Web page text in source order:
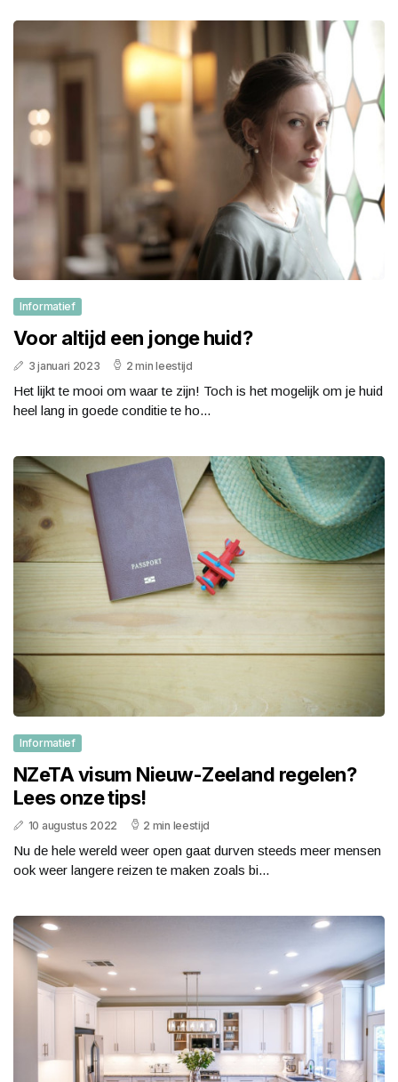
Informatief
Voor altijd een jonge huid?
3 januari 2023 2 min leestijd
Het lijkt te mooi om waar te zijn! Toch is het mogelijk om je huid
heel lang in goede conditie te ho...
Informatief
NZeTA visum Nieuw-Zeeland regelen?
Lees onze tips!
10 augustus 2022 2 min leestijd
Nu de hele wereld weer open gaat durven steeds meer mensen
ook weer langere reizen te maken zoals bi...